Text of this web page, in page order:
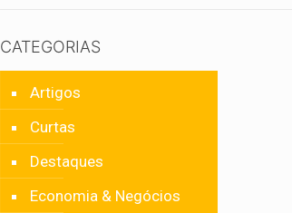
CATEGORIAS
Artigos
Curtas
Destaques
Economia & Negócios